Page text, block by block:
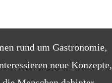
rund um Gastronomie,
neue Konzepte,